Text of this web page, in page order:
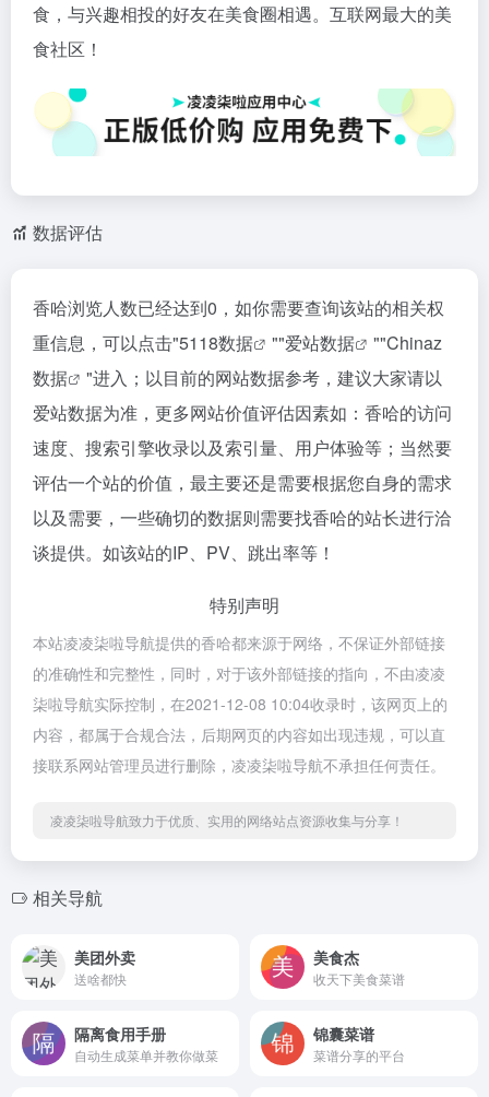
食，与兴趣相投的好友在美食圈相遇。互联网最大的美
食社区！
数据评估
香哈浏览人数已经达到0，如你需要查询该站的相关权
重信息，可以点击"5118数据 ""爱站数据 ""Chinaz
数据
"进入；以目前的网站数据参考，建议大家请以
爱站数据为准，更多网站价值评估因素如：香哈的访问
速度、搜索引擎收录以及索引量、用户体验等；当然要
评估一个站的价值，最主要还是需要根据您自身的需求
以及需要，一些确切的数据则需要找香哈的站长进行洽
谈提供。如该站的IP、PV、跳出率等！
特别声明
本站凌凌柒啦导航提供的香哈都来源于网络，不保证外部链接
的准确性和完整性，同时，对于该外部链接的指向，不由凌凌
柒啦导航实际控制，在2021-12-08 10:04收录时，该网页上的
内容，都属于合规合法，后期网页的内容如出现违规，可以直
接联系网站管理员进行删除，凌凌柒啦导航不承担任何责任。
凌凌柒啦导航致力于优质、实用的网络站点资源收集与分享！
相关导航
美团外卖
送啥都快
美食杰
收天下美食菜谱
隔离食用手册
自动生成菜单并教你做菜
锦囊菜谱
菜谱分享的平台